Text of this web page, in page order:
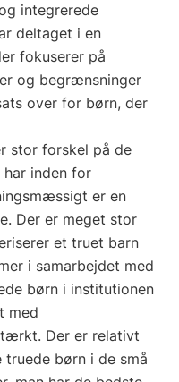
integrerede
deltaget i en
fokuserer på
og begrænsninger
over for børn, der
stor forskel på de
inden for
er en
Der er meget stor
et truet barn
i samarbejdet med
børn i institutionen
med
Der er relativt
børn i de små